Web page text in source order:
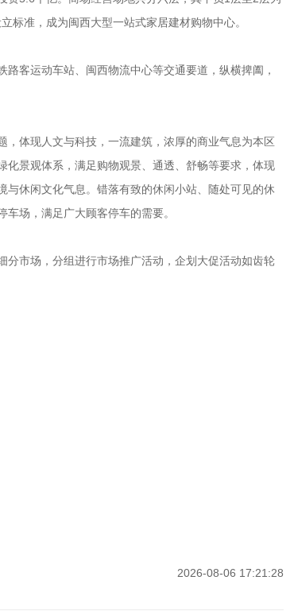
标准，成为闽西大型一站式家居建材购物中心。
客运动车站、闽西物流中心等交通要道，纵横捭阖，
体现人文与科技，一流建筑，浓厚的商业气息为本区
景观体系，满足购物观景、通透、舒畅等要求，体现
休闲文化气息。错落有致的休闲小站、随处可见的休
场，满足广大顾客停车的需要。
市场，分组进行市场推广活动，企划大促活动如齿轮
2026-08-06 17:21:28